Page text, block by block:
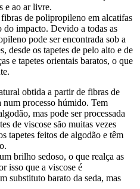
e ao ar livre.
de polipropileno em alcatifas
do impacto. Devido a todas as
pode ser encontrada sob a
desde os tapetes de pelo alto e de
e tapetes orientais baratos, o que
obtida a partir de fibras de
num processo húmido. Tem
mas pode ser processada
de viscose são muitas vezes
tapetes feitos de algodão e têm
brilho sedoso, o que realça as
isso que a viscose é
substituto barato da seda, mas